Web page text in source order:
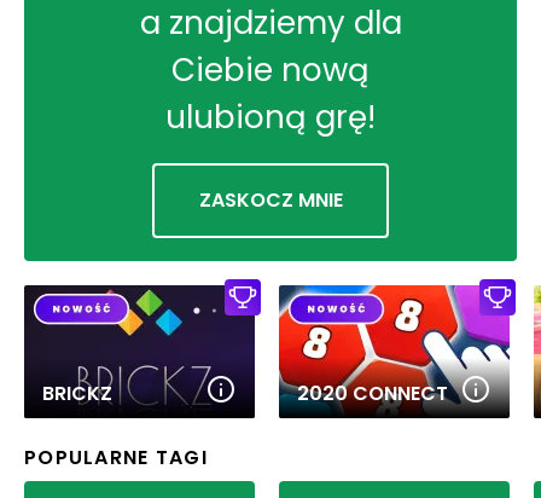
a znajdziemy dla
Ciebie nową
ulubioną grę!
ZASKOCZ MNIE
BRICKZ 2020 CONNECT
POPULARNE TAGI